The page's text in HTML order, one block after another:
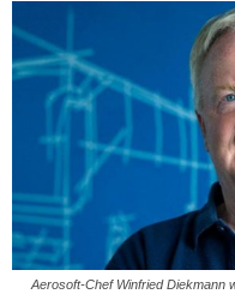
Aerosoft-Chef Winfried Diekmann